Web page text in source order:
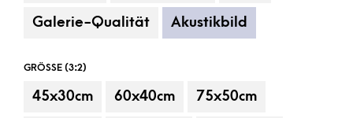
Galerie-Qualität Akustikbild
GRÖSSE (3:2)
45x30cm 60x40cm 75x50cm